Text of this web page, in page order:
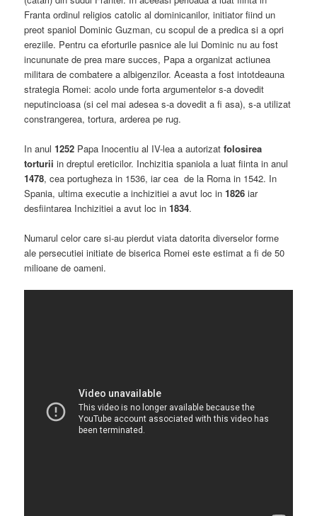
Franta ordinul religios catolic al dominicanilor, initiator fiind un
preot spaniol Dominic Guzman, cu scopul de a predica si a opri
ereziile. Pentru ca eforturile pasnice ale lui Dominic nu au fost
incununate de prea mare succes, Papa a organizat actiunea
militara de combatere a albigenzilor. Aceasta a fost intotdeauna
strategia Romei: acolo unde forta argumentelor s-a dovedit
neputincioasa (si cel mai adesea s-a dovedit a fi asa), s-a utilizat
constrangerea, tortura, arderea pe rug.
In anul1252 Papa Inocentiu al IV-lea a autorizatfolosirea
torturii in dreptul ereticilor. Inchizitia spaniola a luat fiinta in anul
1478, cea portugheza in 1536, iar cea de la Roma in 1542. In
Spania, ultima executie a inchizitiei a avut loc in1826 iar
desfiintarea Inchizitiei a avut loc in1834.
Numarul celor care si-au pierdut viata datorita diverselor forme
ale persecutiei initiate de biserica Romei este estimat a fi de 50
milioane de oameni.